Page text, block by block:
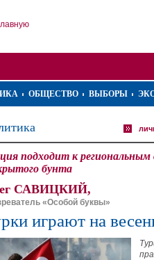
ОБЩЕСТВО ВЫБОРЫ
подходит к
бунта
САВИЦКИЙ,
«Особой буквы»
играют на